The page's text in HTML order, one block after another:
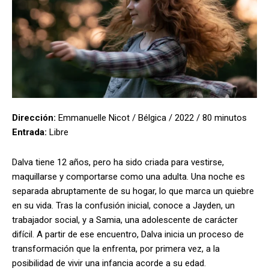
Dirección: Emmanuelle Nicot / Bélgica / 2022 / 80 minutos
Entrada: Libre
Dalva tiene 12 años, pero ha sido criada para vestirse,
maquillarse y comportarse como una adulta. Una noche es
separada abruptamente de su hogar, lo que marca un quiebre
en su vida. Tras la confusión inicial, conoce a Jayden, un
trabajador social, y a Samia, una adolescente de carácter
difícil. A partir de ese encuentro, Dalva inicia un proceso de
transformación que la enfrenta, por primera vez, a la
posibilidad de vivir una infancia acorde a su edad.